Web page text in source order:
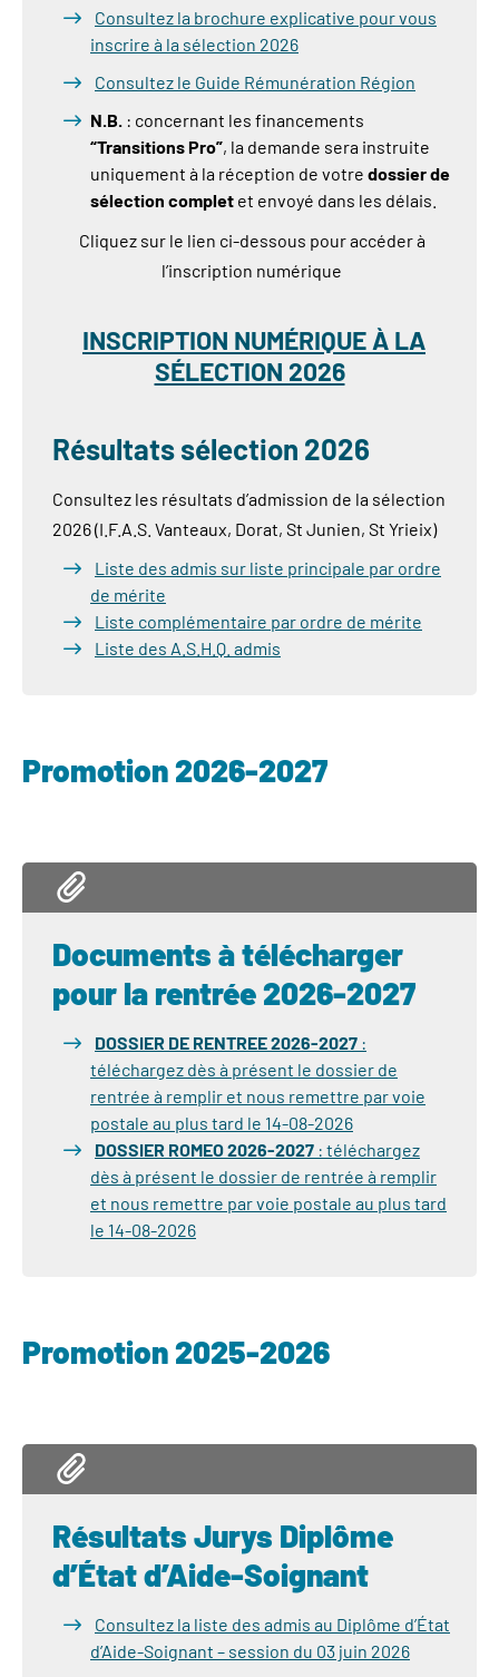
Consultez la brochure explicative pour vous
inscrire à la sélection 2026
Consultez le Guide Rémunération Région
N.B. : concernant les financements
“Transitions Pro”, la demande sera instruite
uniquement à la réception de votre dossier de
sélection complet et envoyé dans les délais.
Cliquez sur le lien ci-dessous pour accéder à
l’inscription numérique
INSCRIPTION NUMÉRIQUE À LA
SÉLECTION 2026
Résultats sélection 2026
Consultez les résultats d’admission de la sélection
2026 (I.F.A.S. Vanteaux, Dorat, St Junien, St Yrieix)
Liste des admis sur liste principale par ordre
de mérite
Liste complémentaire par ordre de mérite
Liste des A.S.H.Q. admis
Promotion 2026-2027
Documents à télécharger
pour la rentrée 2026-2027
DOSSIER DE RENTREE 2026-2027 :
téléchargez dès à présent le dossier de
rentrée à remplir et nous remettre par voie
postale au plus tard le 14-08-2026
DOSSIER ROMEO 2026-2027 : téléchargez
dès à présent le dossier de rentrée à remplir
et nous remettre par voie postale au plus tard
le 14-08-2026
Promotion 2025-2026
Résultats Jurys Diplôme
d’État d’Aide-Soignant
Consultez la liste des admis au Diplôme d’État
d’Aide-Soignant – session du 03 juin 2026